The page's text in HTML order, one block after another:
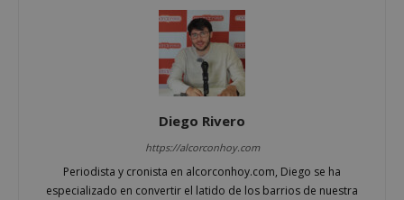
Diego Rivero
https://alcorconhoy.com
Periodista y cronista en alcorconhoy.com, Diego se ha
especializado en convertir el latido de los barrios de nuestra
Cookies estrictamente necesarias
Cookies de rendimiento
Cookies de funcionalidad
Cookies no clasificadas